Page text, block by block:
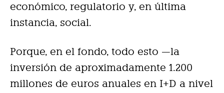
económico, regulatorio y, en última
instancia, social.
Porque, en el fondo, todo esto —la
inversión de aproximadamente 1.200
millones de euros anuales en I+D a nivel